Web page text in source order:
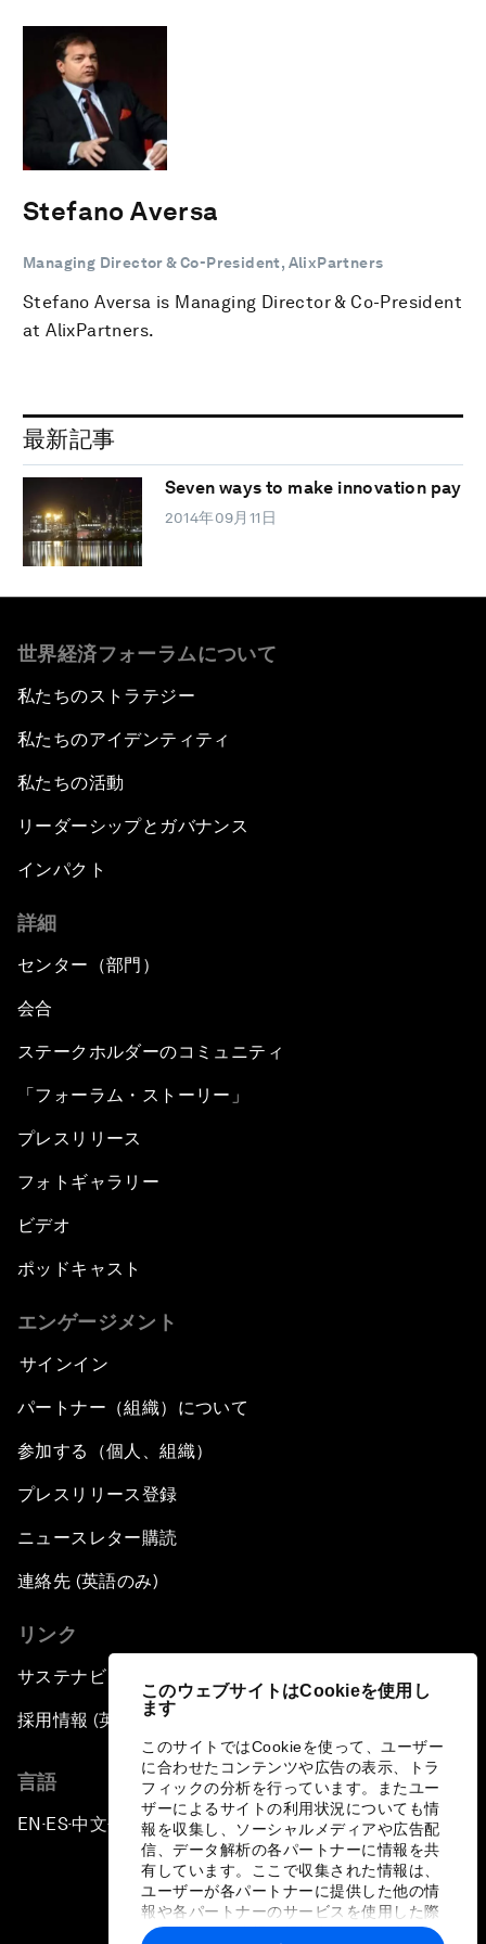
このウェブサイトはCookieを使用し
ます
このサイトではCookieを使って、ユーザー
に合わせたコンテンツや広告の表示、トラ
フィックの分析を行っています。またユー
ザーによるサイトの利用状況についても情
報を収集し、ソーシャルメディアや広告配
信、データ解析の各パートナーに情報を共
有しています。ここで収集された情報は、
ユーザーが各パートナーに提供した他の情
報や各パートナーのサービスを使用した際
に収集された情報と組み合わされ、各パー
Stefano Aversa
Managing Director & Co-President, AlixPartners
Stefano Aversa is Managing Director & Co-President
at AlixPartners.
最新記事
Seven ways to make innovation pay
2014年09月11日
世界経済フォーラムについて
私たちのストラテジー
私たちのアイデンティティ
私たちの活動
リーダーシップとガバナンス
インパクト
詳細
センター（部門）
会合
ステークホルダーのコミュニティ
「フォーラム・ストーリー」
プレスリリース
フォトギャラリー
ビデオ
ポッドキャスト
エンゲージメント
サインイン
パートナー（組織）について
参加する（個人、組織）
プレスリリース登録
ニュースレター購読
連絡先 (英語のみ)
リンク
サステナビリティへの取り組み
採用情報 (英語のみ)
言語
EN ▪ES▪中文▪ 日本語